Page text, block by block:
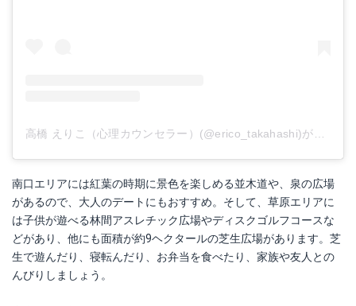
南口エリアには紅葉の時期に景色を楽しめる並木道や、泉の広場
があるので、大人のデートにもおすすめ。そして、草原エリアに
は子供が遊べる林間アスレチック広場やディスクゴルフコースな
どがあり、他にも面積が約9ヘクタールの芝生広場があります。芝
生で遊んだり、寝転んだり、お弁当を食べたり、家族や友人との
んびりしましょう。